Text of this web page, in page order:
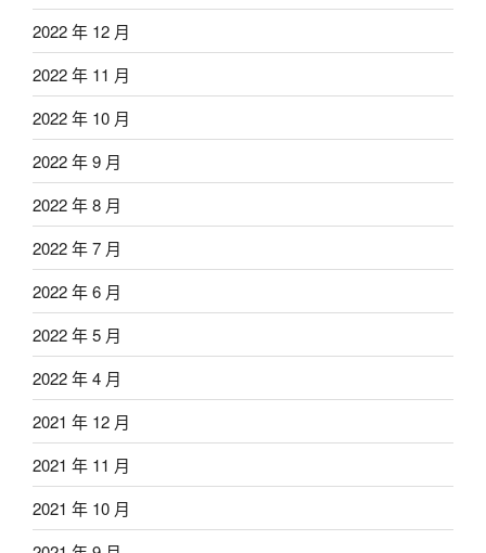
2022 年 12 月
2022 年 11 月
2022 年 10 月
2022 年 9 月
2022 年 8 月
2022 年 7 月
2022 年 6 月
2022 年 5 月
2022 年 4 月
2021 年 12 月
2021 年 11 月
2021 年 10 月